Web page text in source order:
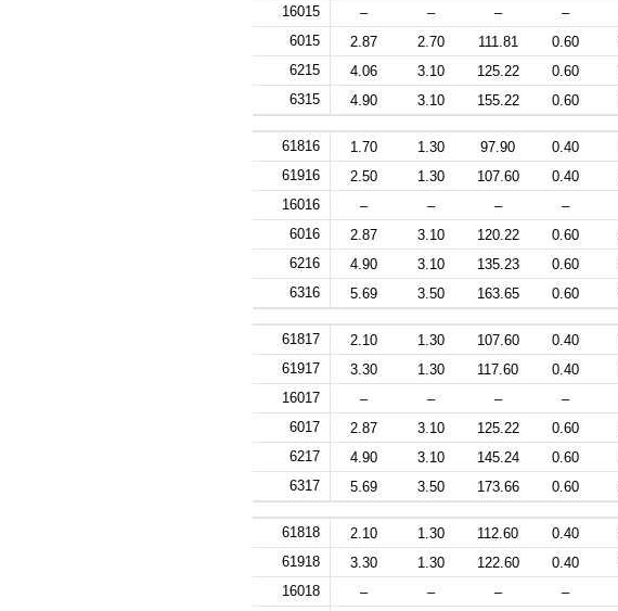
16015
– – – –
6015
2.87 2.70 111.81 0.60
6215
4.06 3.10 125.22 0.60
6315
4.90 3.10 155.22 0.60
61816 1.70 1.30 97.90 0.40
61916
2.50 1.30 107.60 0.40
16016
– – – –
6016
2.87 3.10 120.22 0.60
6216
4.90 3.10 135.23 0.60
6316
5.69 3.50 163.65 0.60
61817 2.10 1.30 107.60 0.40
61917
3.30 1.30 117.60 0.40
16017
– – – –
6017
2.87 3.10 125.22 0.60
6217
4.90 3.10 145.24 0.60
6317
5.69 3.50 173.66 0.60
61818 2.10 1.30 112.60 0.40
61918
3.30 1.30 122.60 0.40
16018
– – – –